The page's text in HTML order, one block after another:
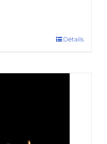
Détails